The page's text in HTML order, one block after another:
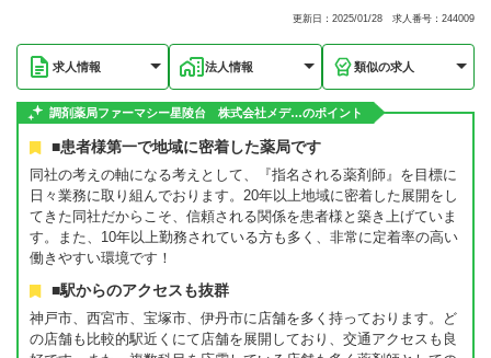
更新日：2025/01/28 求人番号：244009
求人情報 法人情報 類似の求人
調剤薬局ファーマシー星陵台 株式会社メデ…のポイント
■患者様第一で地域に密着した薬局です
同社の考えの軸になる考えとして、『指名される薬剤師』を目標に
日々業務に取り組んでおります。20年以上地域に密着した展開をし
てきた同社だからこそ、信頼される関係を患者様と築き上げていま
す。また、10年以上勤務されている方も多く、非常に定着率の高い
働きやすい環境です！
■駅からのアクセスも抜群
神戸市、西宮市、宝塚市、伊丹市に店舗を多く持っております。ど
の店舗も比較的駅近くにて店舗を展開しており、交通アクセスも良